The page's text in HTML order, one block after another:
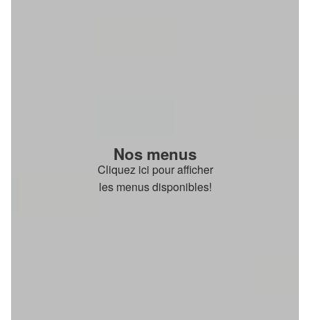
Nos menus
Cliquez ici pour afficher
les menus disponibles!